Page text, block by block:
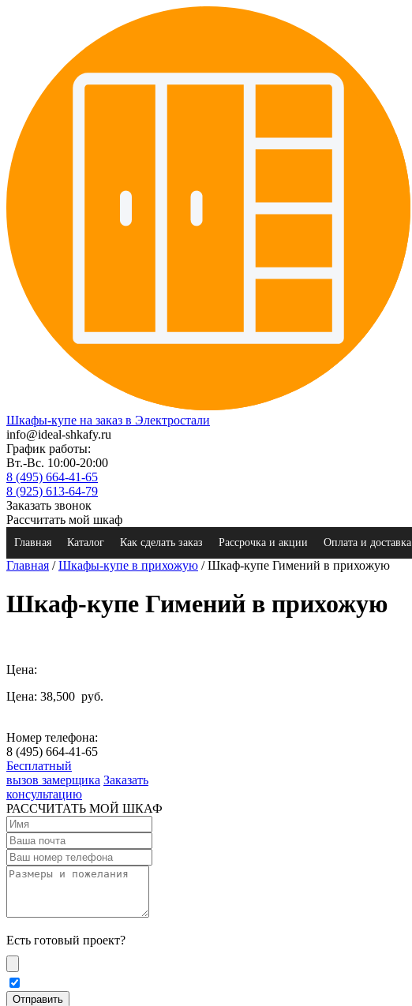
Шкафы-купе на заказ в Электростали
info@ideal-shkafy.ru
График работы:
Вт.-Вс. 10:00-20:00
8 (495) 664-41-65
8 (925) 613-64-79
Заказать звонок
Рассчитать мой шкаф
Главная Каталог Как сделать заказ Рассрочка и акции Оплата и доставка
Главная /Шкафы-купе в прихожую / Шкаф-купе Гимений в прихожую
Шкаф-купе Гимений в прихожую
Цена:
Цена: 38,500 руб.
Номер телефона:
8 (495) 664-41-65
Бесплатный
вызов замерщика Заказать
консультацию
РАССЧИТАТЬ МОЙ ШКАФ
Есть готовый проект?